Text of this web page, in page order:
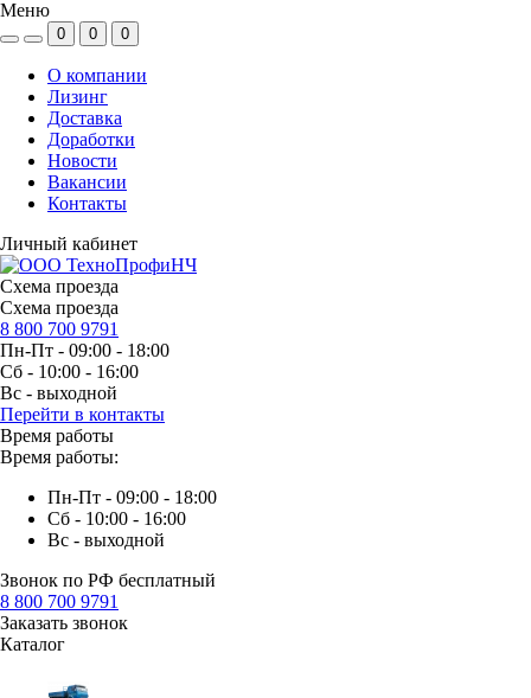
Меню
0 0 0
О компании
Лизинг
Доставка
Доработки
Новости
Вакансии
Контакты
Личный кабинет
Схема проезда
Схема проезда
8 800 700 9791
Пн-Пт - 09:00 - 18:00
Сб - 10:00 - 16:00
Вс - выходной
Перейти в контакты
Время работы
Время работы:
Пн-Пт - 09:00 - 18:00
Сб - 10:00 - 16:00
Вс - выходной
Звонок по РФ бесплатный
8 800 700 9791
Заказать звонок
Каталог